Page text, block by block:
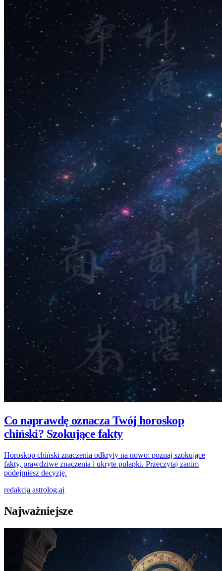
Co naprawdę oznacza Twój horoskop
chiński? Szokujące fakty
Horoskop chiński znaczenia odkryty na nowo: poznaj szokujące
fakty, prawdziwe znaczenia i ukryte pułapki. Przeczytaj zanim
podejmiesz decyzję.
redakcja astrolog.ai
Najważniejsze